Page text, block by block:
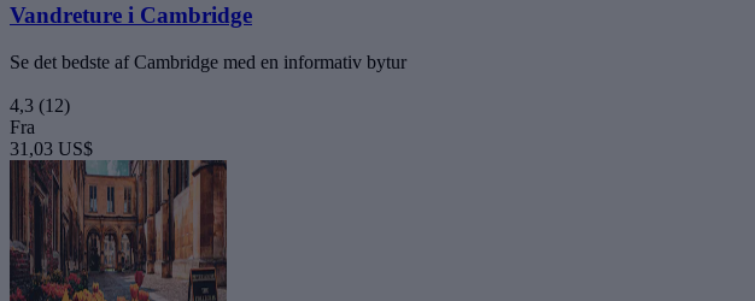
Vandreture i Cambridge
Se det bedste af Cambridge med en informativ bytur
4,3 (12)
Fra
31,03 US$